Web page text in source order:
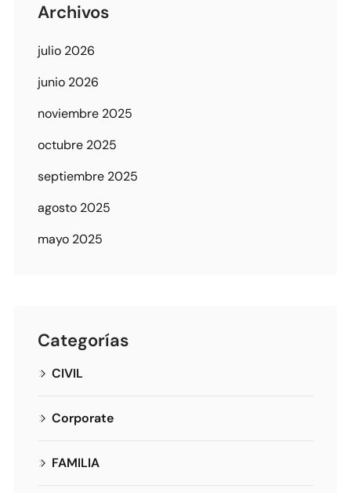
Archivos
julio 2026
junio 2026
noviembre 2025
octubre 2025
septiembre 2025
agosto 2025
mayo 2025
Categorías
CIVIL
Corporate
FAMILIA